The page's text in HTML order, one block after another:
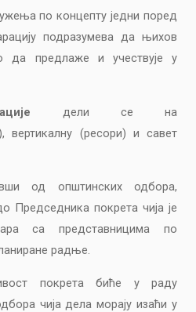
по концепту једни поред
подразумева да њихов
да предлаже и учествује у
дели се на
вертикалну (ресори) и савет
од општинских одбора,
Председника покрета чија је
са представницима по
радње.
покрета биће у раду
чија дела морају изаћи у